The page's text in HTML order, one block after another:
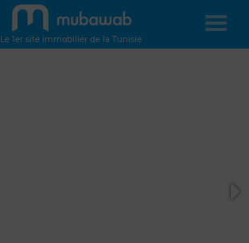
Le 1er site immobilier de la Tunisie